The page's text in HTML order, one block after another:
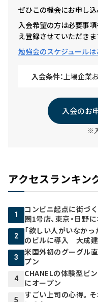
ぜひこの機会にお申し込
入会希望の方は必要事
え登録させていただきま
勉強会のスケジュールは
入会条件： 上場企業
入会のお
※
アクセスランキン
1
コンビニ起点に街づ
圏1号店、東京・日野
2
「欲しい人がいなかっ
のビルに導入 大成
3
米国外初のグーグル
プン
4
CHANELの体験型ビ
にオープン
5
すごい上司の心得。